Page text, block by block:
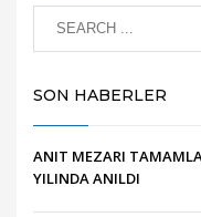
SON HABERLER
ANIT MEZARI
YILINDA ANILDI